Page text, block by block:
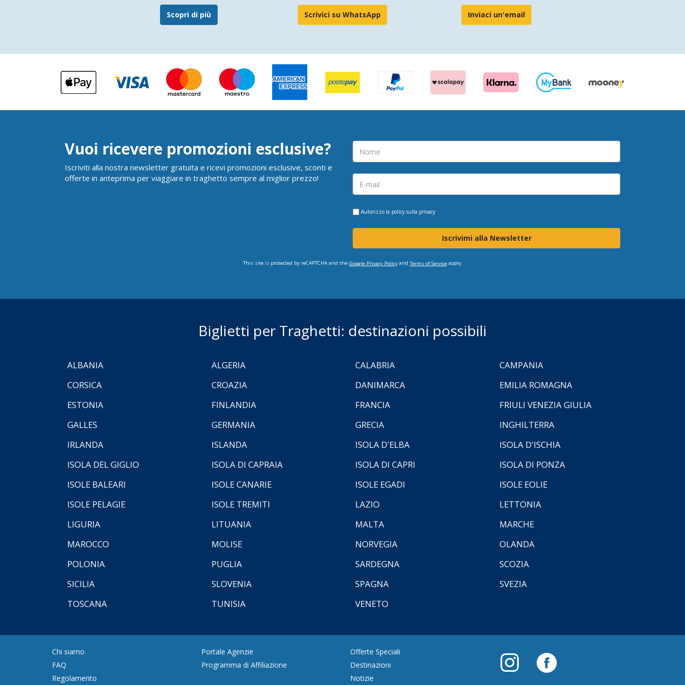
Scopri di più Scrivici su WhatsApp Inviaci un'email
Vuoi ricevere promozioni esclusive?
Iscriviti alla nostra newsletter gratuita e ricevi promozioni esclusive, sconti e
offerte in anteprima per viaggiare in traghetto sempre al miglior prezzo!
Autorizzo la policy sulla privacy
Iscrivimi alla Newsletter
This site is protected by reCAPTCHA and the Google Privacy Policyand Terms of Serviceapply.
Biglietti per Traghetti: destinazioni possibili
ALBANIA ALGERIA CALABRIA
CAMPANIA
CORSICA
CROAZIA DANIMARCA
EMILIA ROMAGNA
ESTONIA
FINLANDIA FRANCIA
FRIULI VENEZIA GIULIA
GALLES
GERMANIA GRECIA
INGHILTERRA
IRLANDA
ISLANDA ISOLA D'ELBA
ISOLA D'ISCHIA
ISOLA DEL GIGLIO
ISOLA DI CAPRAIA ISOLA DI CAPRI
ISOLA DI PONZA
ISOLE BALEARI
ISOLE CANARIE ISOLE EGADI
ISOLE EOLIE
ISOLE PELAGIE
ISOLE TREMITI LAZIO
LETTONIA
LIGURIA
LITUANIA MALTA
MARCHE
MAROCCO
MOLISE NORVEGIA
OLANDA
POLONIA
PUGLIA SARDEGNA
SCOZIA
SICILIA
SLOVENIA SPAGNA
SVEZIA
TOSCANA
TUNISIA VENETO
Chi siamo
FAQ
Regolamento
Portale Agenzie
Programma di Affiliazione
Offerte Speciali
Destinazioni
Notizie